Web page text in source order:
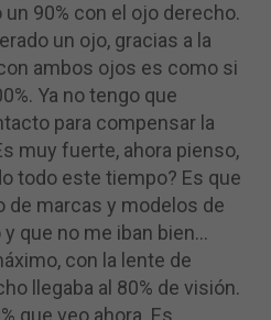
un 90% con el ojo derecho.
un ojo, gracias a la
ambos ojos es como si
Ya no tengo que
para compensar la
muy fuerte, ahora pienso,
todo este tiempo? Es que
de marcas y modelos de
que no me iban bien…
con la lente de
llegaba al 80% de visión.
que veo ahora. Es